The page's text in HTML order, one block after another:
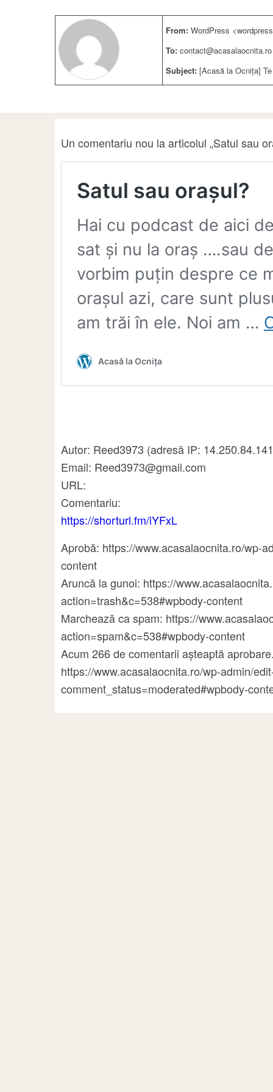
From: WordPress
To: contact@acasalaocnita.ro
Subject: [Acasă la Ocnița]
Un comentariu nou la articolul „Satul sau
Autor: Reed3973 (adresă IP:
Email: Reed3973@gmail.com
URL:
Comentariu:
https://shorturl.fm/iYFxL
Aprobă: https://www.acasalaocnita.ro/wp-
content
Aruncă la gunoi: https://
action=trash&c=538#wpbody-content
Marchează ca spam: https://
action=spam&c=538#wpbody-content
Acum 266 de comentarii așteaptă
https://www.acasalaocnita.ro/wp-admin/
comment_status=moderated#wpbody-